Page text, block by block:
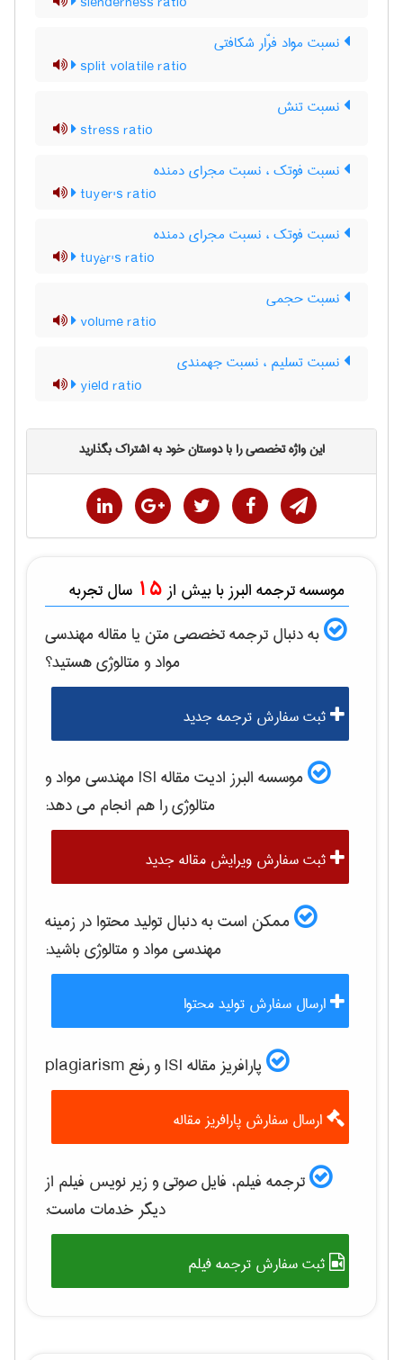
نسبت مواد فرّار شکافتی
split volatile ratio
نسبت تنش
stress ratio
نسبت فوتک ، نسبت مجرای دمنده
tuyer's ratio
نسبت فوتک ، نسبت مجرای دمنده
tuyèr's ratio
نسبت حجمی
volume ratio
نسبت تسلیم ، نسبت جهمندی
yield ratio
این واژه تخصصی را با دوستان خود به اشتراک بگذارید
موسسه ترجمه البرز با بیش از 15 سال تجربه
به دنبال ترجمه تخصصی متن یا مقالهمهندسی
مواد و متالوژیهستید؟
ثبت سفارش ترجمه جدید
موسسه البرز ادیت مقاله ISI
مهندسی مواد و
متالوژیرا هم انجام می دهد:
ثبت سفارش ویرایش مقاله جدید
ممکن است به دنبال تولید محتوا در زمینه
مهندسی مواد و متالوژیباشید:
ارسال سفارش تولید محتوا
پارافریز مقاله ISI و رفع plagiarism
ارسال سفارش پارافریز مقاله
ترجمه فیلم، فایل صوتی و زیر نویس فیلم از
دیگر خدمات ماست:
ثبت سفارش ترجمه فیلم